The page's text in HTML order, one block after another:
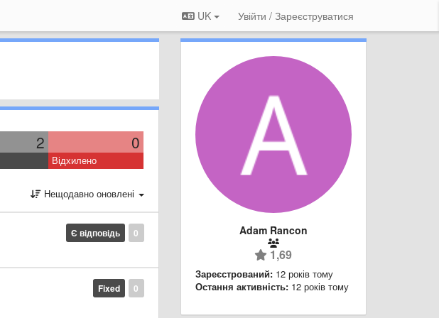
UK Увійти / Зареєструватися
2 0
Відхилено
Нещодавно оновлені
0
Є відповідь
0
Fixed
Adam Rancon
1,69
Зареєстрований: 12 років тому
Остання активність: 12 років тому